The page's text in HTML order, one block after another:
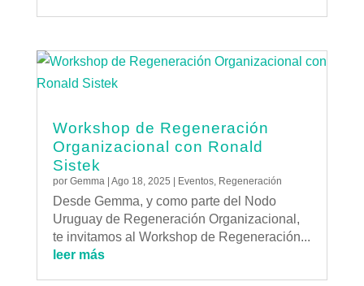
Workshop de Regeneración
Organizacional con Ronald
Sistek
por Gemma| Ago 18, 2025 | Eventos, Regeneración
Desde Gemma, y como parte del Nodo
Uruguay de Regeneración Organizacional,
te invitamos al Workshop de Regeneración...
leer más